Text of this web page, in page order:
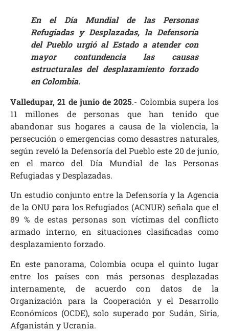
En el Día Mundial de las Personas
Refugiadas y Desplazadas, la Defensoría
del Pueblo urgió al Estado a atender con
mayor contundencia las causas
estructurales del desplazamiento forzado
en Colombia.
Valledupar, 21 de junio de 2025.- Colombia supera los
11 millones de personas que han tenido que
abandonar sus hogares a causa de la violencia, la
persecución o emergencias como desastres naturales,
según reveló la Defensoría del Pueblo este 20 de junio,
en el marco del Día Mundial de las Personas
Refugiadas y Desplazadas.
Un estudio conjunto entre la Defensoría y la Agencia
de la ONU para los Refugiados (ACNUR) señala que el
89 % de estas personas son víctimas del conflicto
armado interno, en situaciones clasificadas como
desplazamiento forzado.
En este panorama, Colombia ocupa el quinto lugar
entre los países con más personas desplazadas
internamente, de acuerdo con datos de la
Organización para la Cooperación y el Desarrollo
Económicos (OCDE), solo superado por Sudán, Siria,
Afganistán y Ucrania.